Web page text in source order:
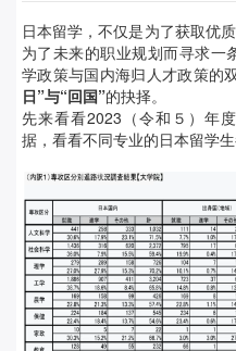
日本留学，不仅是为了获取优
为了未来的职业规划而寻求一
学政策与国内海归人才政策的
日”与“回国”的抉择。
先来看看2023（令和５）年
据，看看不同专业的日本留学